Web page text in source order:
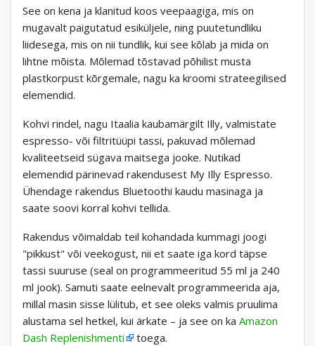
See on kena ja klanitud koos veepaagiga, mis on
mugavalt paigutatud esiküljele, ning puutetundliku
liidesega, mis on nii tundlik, kui see kõlab ja mida on
lihtne mõista. Mõlemad tõstavad põhilist musta
plastkorpust kõrgemale, nagu ka kroomi strateegilised
elemendid.
Kohvi rindel, nagu Itaalia kaubamärgilt Illy, valmistate
espresso- või filtritüüpi tassi, pakuvad mõlemad
kvaliteetseid sügava maitsega jooke. Nutikad
elemendid pärinevad rakendusest My Illy Espresso.
Ühendage rakendus Bluetoothi ​​​​kaudu masinaga ja
saate soovi korral kohvi tellida.
Rakendus võimaldab teil kohandada kummagi joogi
"pikkust" või veekogust, nii et saate iga kord täpse
tassi suuruse (seal on programmeeritud 55 ml ja 240
ml jook). Samuti saate eelnevalt programmeerida aja,
millal masin sisse lülitub, et see oleks valmis pruulima
alustama sel hetkel, kui ärkate – ja see on ka Amazon
Dash Replenishmenti
toega.